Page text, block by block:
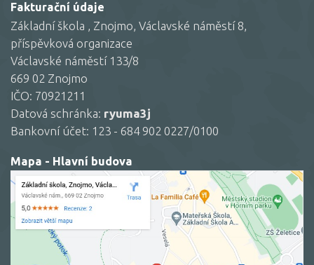
Fakturační údaje
Základní škola , Znojmo, Václavské náměstí 8,
příspěvková organizace
Václavské náměstí 133/8
669 02 Znojmo
IČO: 70921211
Datová schránka: ryuma3j
Bankovní účet: 123 - 684 902 0227/0100
Mapa - Hlavní budova